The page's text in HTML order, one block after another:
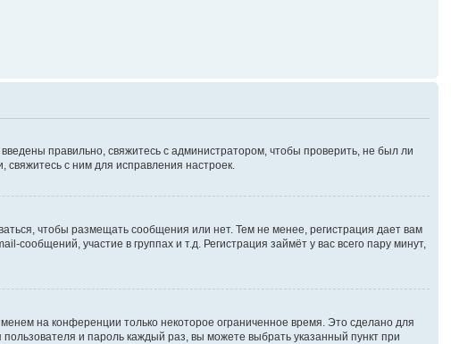
правильно, свяжитесь с администратором, чтобы проверить, не был ли
с ним для исправления настроек.
чтобы размещать сообщения или нет. Тем не менее, регистрация дает вам
участие в группах и т.д. Регистрация займёт у вас всего пару минут,
на конференции только некоторое ограниченное время. Это сделано для
и пароль каждый раз, вы можете выбрать указанный пункт при